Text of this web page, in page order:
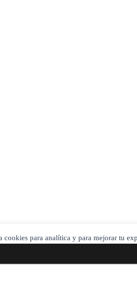
cookies para analítica y para mejorar tu